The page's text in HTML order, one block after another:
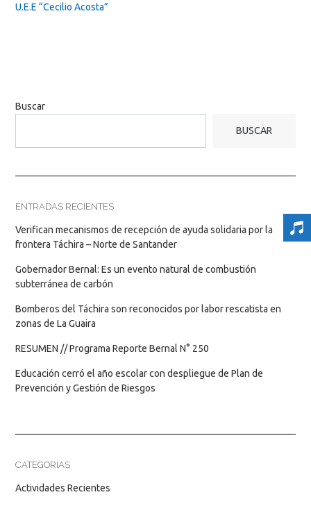
U.E.E “Cecilio Acosta”
Buscar
BUSCAR
ENTRADAS RECIENTES
Verifican mecanismos de recepción de ayuda solidaria por la
frontera Táchira – Norte de Santander
Gobernador Bernal: Es un evento natural de combustión
subterránea de carbón
Bomberos del Táchira son reconocidos por labor rescatista en
zonas de La Guaira
RESUMEN // Programa Reporte Bernal N° 250
Educación cerró el año escolar con despliegue de Plan de
Prevención y Gestión de Riesgos
CATEGORÍAS
Actividades Recientes